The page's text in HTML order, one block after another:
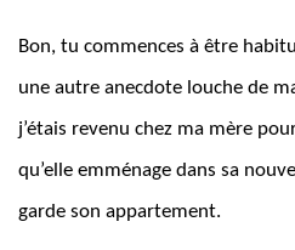
Bon, tu commences à être
une autre anecdote louche de
j’étais revenu chez ma mère
qu’elle emménage dans sa
garde son appartement.